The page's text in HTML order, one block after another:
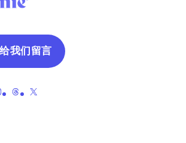
给我们留言
页面 链接至 Pennie 的官方主题页面 链接至彭尼的官方 X（原 Twitter）页面